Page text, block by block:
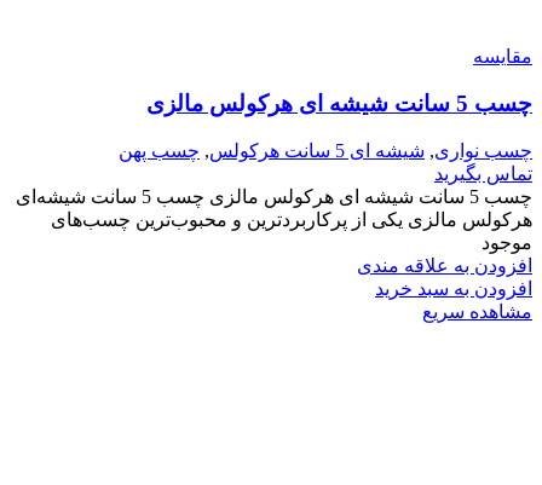
مقایسه
چسب 5 سانت شیشه ای هرکولس مالزی
چسب نواری, شیشه ای 5 سانت هرکولس , چسب پهن
تماس بگیرید
چسب 5 سانت شیشه ای هرکولس مالزی چسب 5 سانت شیشه‌ای
هرکولس مالزی یکی از پرکاربردترین و محبوب‌ترین چسب‌های
موجود
افزودن به علاقه مندی
افزودن به سبد خرید
مشاهده سریع